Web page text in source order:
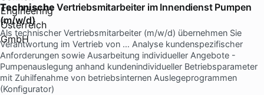
Technische Vertriebsmitarbeiter im Innendienst Pumpen
(m/w/d)
Als technischer Vertriebsmitarbeiter (m/w/d) übernehmen Sie
Verantwortung im Vertrieb von … Analyse kundenspezifischer
Anforderungen sowie Ausarbeitung individueller Angebote -
Pumpenauslegung anhand kundenindividueller Betriebsparameter
mit Zuhilfenahme von betriebsinternen Auslegeprogrammen
(Konfigurator)